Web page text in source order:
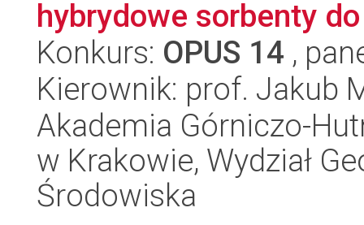
hybrydowe sorbenty
Konkurs: OPUS 14 ,
Kierownik: prof. Jakub
Akademia Górniczo-
w Krakowie, Wydział
Środowiska